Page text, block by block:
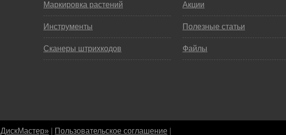
Маркировка растений
Инструменты
Сканеры штрихкодов
Акции
Полезные статьи
Файлы
Пользовательское соглашение